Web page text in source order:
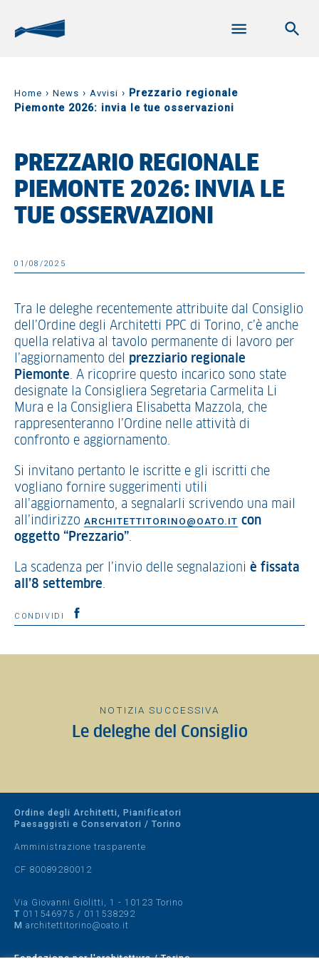
Home › News › Avvisi › Prezzario regionale
Piemonte 2026: invia le tue osservazioni
PREZZARIO REGIONALE
PIEMONTE 2026: INVIA LE
TUE OSSERVAZIONI
01/08/2025
Tra le deleghe recentemente attribuite dal Consiglio
dell’Ordine degli Architetti PPC di Torino, c’è anche
quella relativa al tavolo permanente di lavoro per
l’aggiornamento del prezziario regionale
Piemonte. A ricoprire questo incarico sono state
designate la Consigliera Segretaria Carmelita Li
Mura e la Consigliera Elisabetta Mazzola, che
rappresenteranno l’Ordine nelle attività di
confronto e aggiornamento.
Si invitano pertanto le iscritte e gli iscritti che
vogliano fornire suggerimenti utili
all’aggiornamento, a segnalarli scrivendo una mail
all’indirizzo ARCHITETTITORINO@OATO.IT con
oggetto “Prezzario”.
La scadenza per l’invio delle segnalazioni è fissata
all’8 settembre.
CONDIVIDI
NOTIZIA SUCCESSIVA
Le deleghe del Consiglio
Ordine degli Architetti, Pianificatori
Paesaggisti e Conservatori / Torino
Amministrazione trasparente
CF 80089280012
Via Giovanni Giolitti, 1 - 10123 Torino
T 011546975 / 011538292
M architettitorino@oato.it